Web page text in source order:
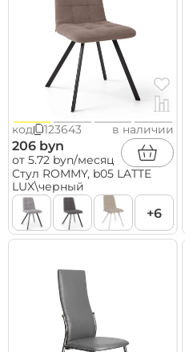
код 123643 в наличии
206 byn
от 5.72 byn/месяц
Стул ROMMY, b05 LATTE
LUX\черный
+6